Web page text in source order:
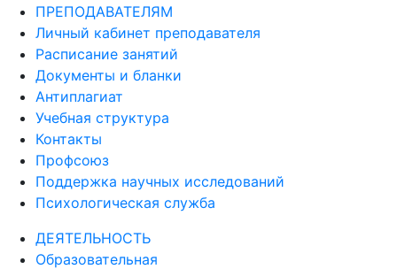
ПРЕПОДАВАТЕЛЯМ
Личный кабинет преподавателя
Расписание занятий
Документы и бланки
Антиплагиат
Учебная структура
Контакты
Профсоюз
Поддержка научных исследований
Психологическая служба
ДЕЯТЕЛЬНОСТЬ
Образовательная